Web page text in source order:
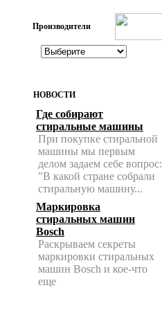
Производители
НОВОСТИ
Где собирают
стиральные машины
При покупке стиральной
машины мы первым
делом задаем себе вопрос:
"В какой стране собрали
стиральную машину...
Маркировка
стиральных машин
Bosch
Раскрываем секреты
маркировки стиральных
машин Bosch и кое-что
еще